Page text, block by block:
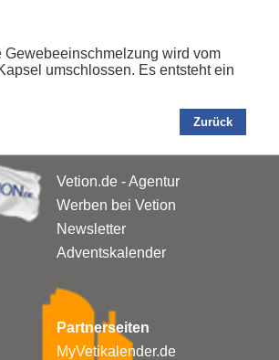
Gewebeeinschmelzung wird vom
umschlossen. Es entsteht ein
Zurück
Vetion.de - Agentur
Werben bei Vetion
Newsletter
Adventskalender
Partnerseiten
MyVetikalender.de